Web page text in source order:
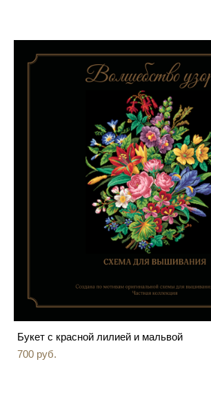
Букет с красной лилией и мальвой
700 pуб.